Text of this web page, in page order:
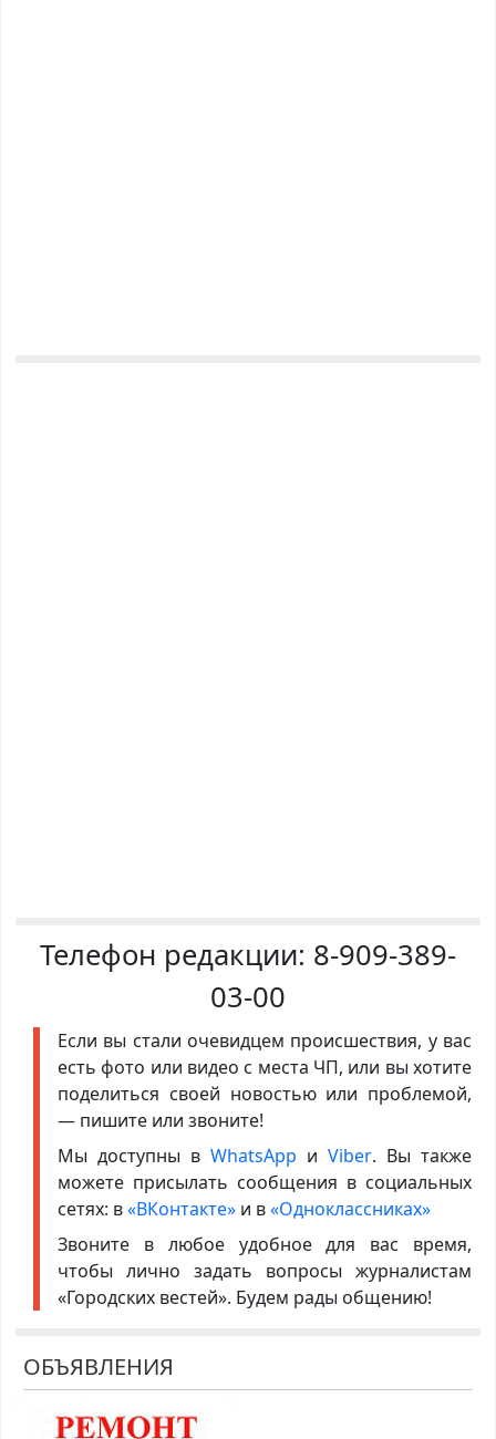
Телефон редакции: 8-909-389-
03-00
Если вы стали очевидцем происшествия, у вас
есть фото или видео с места ЧП, или вы хотите
поделиться своей новостью или проблемой,
— пишите или звоните!
Мы доступны в WhatsApp иViber. Вы также
можете присылать сообщения в социальных
сетях: в«ВКонтакте»и в«Одноклассниках»
Звоните в любое удобное для вас время,
чтобы лично задать вопросы журналистам
«Городских вестей». Будем рады общению!
ОБЪЯВЛЕНИЯ